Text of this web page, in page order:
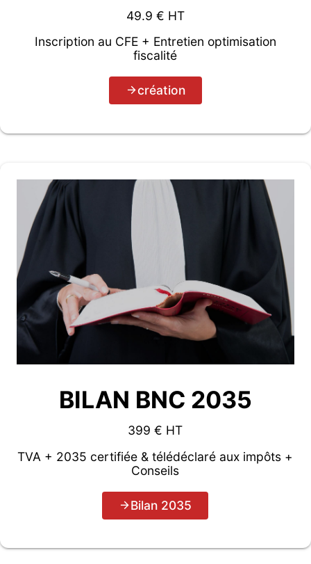
49.9 € HT
Inscription au CFE + Entretien optimisation
fiscalité
création
BILAN BNC 2035
399 € HT
TVA + 2035 certifiée & télédéclaré aux impôts +
Conseils
Bilan 2035